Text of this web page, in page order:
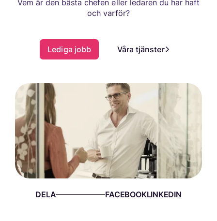
Vem är den bästa chefen eller ledaren du har haft
och varför?
Lediga jobb Våra tjänster
DELA